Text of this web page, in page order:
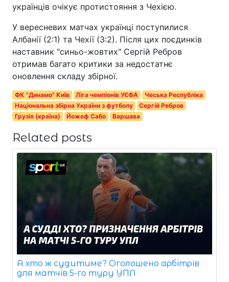
українців очікує протистояння з Чехією.
У вересневих матчах українці поступилися
Албанії (2:1) та Чехії (3:2). Після цих поєдинків
наставник "синьо-жовтих" Сергій Ребров
отримав багато критики за недостатнє
оновлення складу збірної.
ФК "Динамо" Київ Ліга чемпіонів УЄФА
Чеська Республіка
Національна збірна України з футболу
Сергій Ребров
Грузія (країна)
Йожеф Сабо Варшава
Related posts
А хто ж судитиме? Оголошено арбітрів
для матчів 5-го туру УПЛ